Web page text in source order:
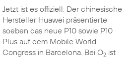
Jetzt ist es offiziell: Der chinesische
Hersteller Huawei präsentierte
soeben das neue P10 sowie P10
Plus auf dem Mobile World
Congress in Barcelona. Bei O2ist